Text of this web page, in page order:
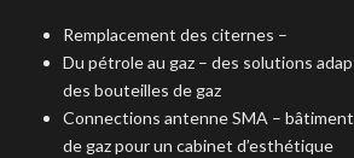
Remplacement des citernes –
Du pétrole au gaz – des solutions
des bouteilles de gaz
Connections antenne SMA –
de gaz pour un cabinet d’esthétique